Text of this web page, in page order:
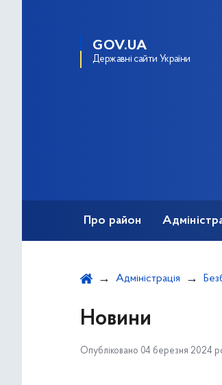
GOV.UA
Державні сайти України
Про район
Адміністрація
Новини
Опубліковано 04 березня 2024